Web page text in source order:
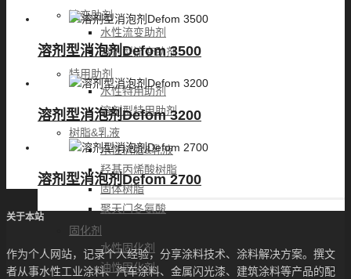
流变助剂
水性流变助剂
溶剂型流变助剂
特用助剂
水性特用助剂
溶剂型特用助剂
树脂&乳液
水性树脂&乳液
羟基丙烯酸树脂
固体树脂
聚天门冬氨酸
固化剂
水性固化剂
油性固化剂
溶剂型消泡剂Defom 3500
溶剂型消泡剂Defom 3200
溶剂型消泡剂Defom 2700
关于本站
作为个人网站，记录个人经验，分享涂料技术、涂料解决方案。撰文
者从事水性工业涂料、汽车涂料、金属闪光漆、建筑涂料等产品的配